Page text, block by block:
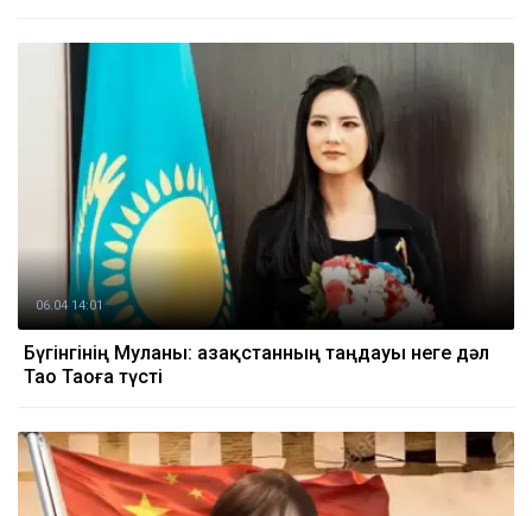
06.04 14:01
Бүгінгінің Муланы: Қазақстанның таңдауы неге дәл
Тао Таоға түсті